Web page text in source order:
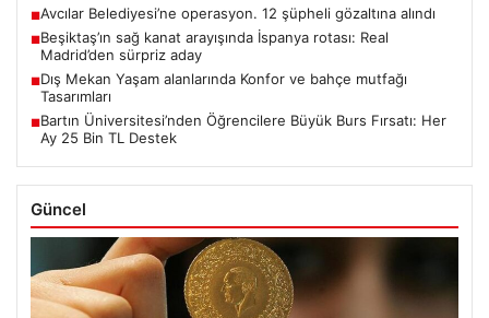
■Avcılar Belediyesi’ne operasyon. 12 şüpheli gözaltına alındı
■Beşiktaş’ın sağ kanat arayışında İspanya rotası: Real
Madrid’den sürpriz aday
■Dış Mekan Yaşam alanlarında Konfor ve bahçe mutfağı
Tasarımları
■Bartın Üniversitesi’nden Öğrencilere Büyük Burs Fırsatı: Her
Ay 25 Bin TL Destek
Güncel